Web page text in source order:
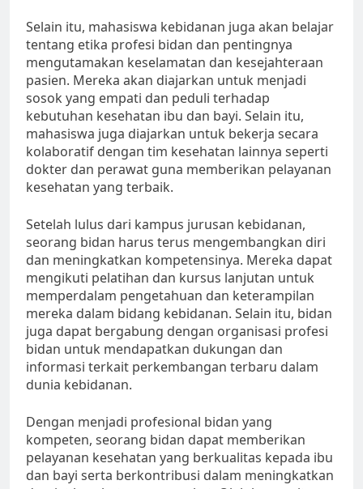
Selain itu, mahasiswa kebidanan juga akan belajar
tentang etika profesi bidan dan pentingnya
mengutamakan keselamatan dan kesejahteraan
pasien. Mereka akan diajarkan untuk menjadi
sosok yang empati dan peduli terhadap
kebutuhan kesehatan ibu dan bayi. Selain itu,
mahasiswa juga diajarkan untuk bekerja secara
kolaboratif dengan tim kesehatan lainnya seperti
dokter dan perawat guna memberikan pelayanan
kesehatan yang terbaik.
Setelah lulus dari kampus jurusan kebidanan,
seorang bidan harus terus mengembangkan diri
dan meningkatkan kompetensinya. Mereka dapat
mengikuti pelatihan dan kursus lanjutan untuk
memperdalam pengetahuan dan keterampilan
mereka dalam bidang kebidanan. Selain itu, bidan
juga dapat bergabung dengan organisasi profesi
bidan untuk mendapatkan dukungan dan
informasi terkait perkembangan terbaru dalam
dunia kebidanan.
Dengan menjadi profesional bidan yang
kompeten, seorang bidan dapat memberikan
pelayanan kesehatan yang berkualitas kepada ibu
dan bayi serta berkontribusi dalam meningkatkan